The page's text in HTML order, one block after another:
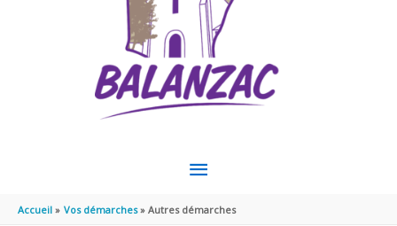
MENU
PRINCIPAL
Accueil Vos démarches Autres démarches